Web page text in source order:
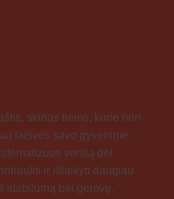
skirtas tiems, kurie nori
laisvės savo gyvenime.
verslą dėl
ir išlaikyti daugiau
stabilumą bei gerovę,